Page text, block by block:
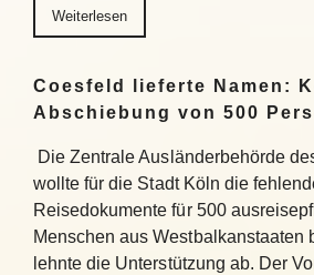
Weiterlesen
Coesfeld lieferte Namen:
Abschiebung von 500
Die Zentrale Ausländerbehörde
wollte für die Stadt Köln die
Reisedokumente für 500
Menschen aus Westbalkanstaaten
lehnte die Unterstützung ab. Der